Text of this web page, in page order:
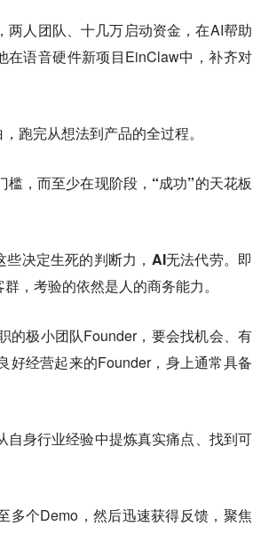
两人团队、十几万启动资金，在AI帮助
在语音硬件新项目EinClaw中，补齐对
跑完从想法到产品的全过程。
槛，而至少在现阶段，“成功”的天花板
决定生死的判断力，AI无法代劳。即
，考验的依然是人的商务能力。
的极小团队Founder，要会找机会、有
好经营起来的Founder，身上通常具备
身行业经验中提炼真实痛点、找到可
多个Demo，然后迅速获得反馈，聚焦